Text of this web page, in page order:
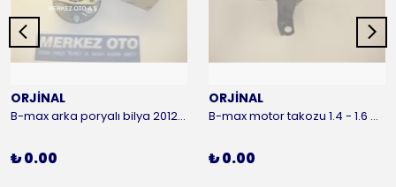
ORJİNAL
B-max arka poryalı bilya 2012-2016 ORJİNAL
₺ 0.00
ORJİNAL
B-max motor takozu 1.4 - 1.6 benzinli 2012-2016 ORJİNAL
₺ 0.00